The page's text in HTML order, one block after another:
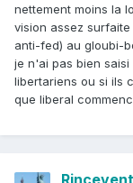
nettement moins la
vision assez
anti-fed) au gloubi-
je n'ai pas bien
libertariens ou si ils
que liberal